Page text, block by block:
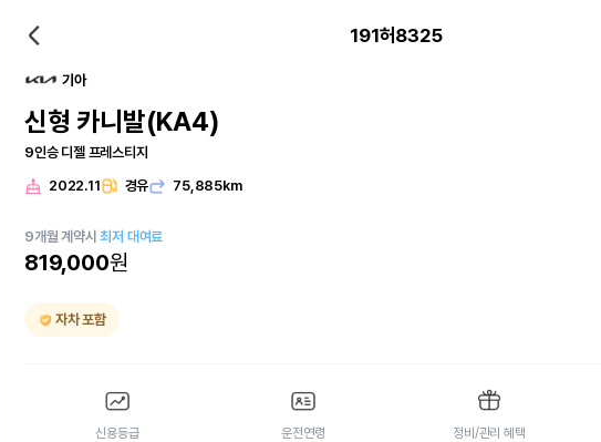
191허8325
기아
신형 카니발(KA4)
9인승 디젤 프레스티지
2022.11 경유 75,885km
9개월 계약시최저 대여료
819,000원
자차 포함
신용등급 운전연령 정비/관리 혜택